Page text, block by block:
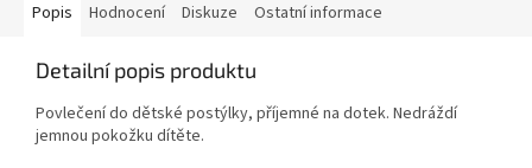
Popis Hodnocení Diskuze Ostatní informace
Detailní popis produktu
Povlečení do dětské postýlky, příjemné na dotek. Nedráždí
jemnou pokožku dítěte.